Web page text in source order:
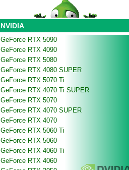
NVIDIA
GeForce RTX 5090
GeForce RTX 4090
GeForce RTX 5080
GeForce RTX 4080 SUPER
GeForce RTX 5070 Ti
GeForce RTX 4070 Ti SUPER
GeForce RTX 5070
GeForce RTX 4070 SUPER
GeForce RTX 4070
GeForce RTX 5060 Ti
GeForce RTX 5060
GeForce RTX 4060 Ti
GeForce RTX 4060